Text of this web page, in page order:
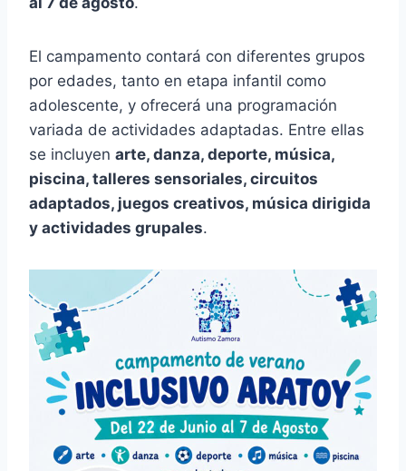
El campamento contará con diferentes grupos
por edades, tanto en etapa infantil como
adolescente, y ofrecerá una programación
variada de actividades adaptadas. Entre ellas
se incluyen arte, danza, deporte, música,
piscina, talleres sensoriales, circuitos
adaptados, juegos creativos, música dirigida
y actividades grupales.